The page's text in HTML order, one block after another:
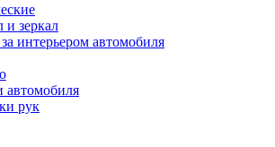
и зеркал
интерьером автомобиля
автомобиля
рук